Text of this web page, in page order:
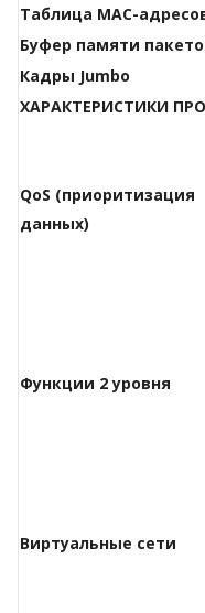
Таблица МАС-
Буфер памяти
Кадры Jumbo
ХАРАКТЕРИСТИКИ
QoS (приоритизация
данных)
Функции 2 уровня
Виртуальные сети